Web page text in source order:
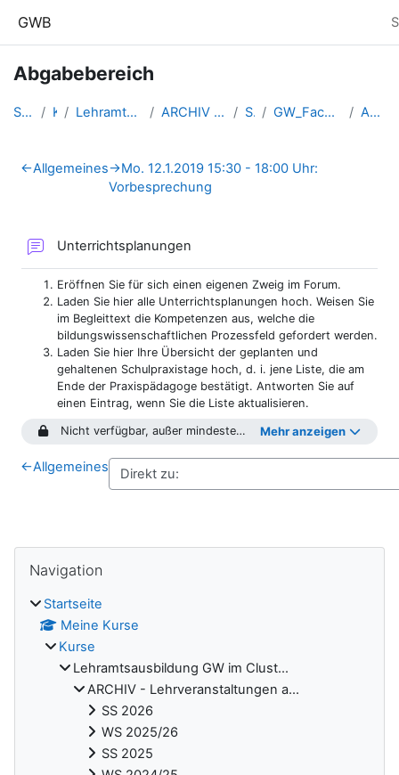
GWB
Abgabebereich
Startseite Kurse Lehramtsausbildung GW im Clust... ARCHIV - Lehrveranstaltungen a... SS 2019 GW_Fachpraktikum_Hebein_2019ss Abgabebereich
Abschnittsübersicht
←Allgemeines→Mo. 12.1.2019 15:30 - 18:00 Uhr:
Vorbesprechung
Unterrichtsplanungen
Eröffnen Sie für sich einen eigenen Zweig im Forum.
Laden Sie hier alle Unterrichtsplanungen hoch. Weisen Sie
im Begleittext die Kompetenzen aus, welche die
bildungswissenschaftlichen Prozessfeld gefordert werden.
Laden Sie hier Ihre Übersicht der geplanten und
gehaltenen Schulpraxistage hoch, d. i. jene Liste, die am
Ende der Praxispädagoge bestätigt. Antworten Sie auf
einen Eintrag, wenn Sie die Liste aktualisieren.
Mehr anzeigen
Nicht verfügbar, außer mindestens eine Bedingung ist erfüllt: Sie sind in
←Allgemeines
Navigation
Startseite
Meine Kurse
Kurse
Lehramtsausbildung GW im Clust...
ARCHIV - Lehrveranstaltungen a...
SS 2026
WS 2025/26
SS 2025